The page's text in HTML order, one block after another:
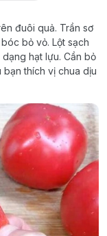
đuôi quả. Trần sơ
bỏ vỏ. Lột sạch
hạt lựu. Cần bỏ
bạn thích vị chua dịu